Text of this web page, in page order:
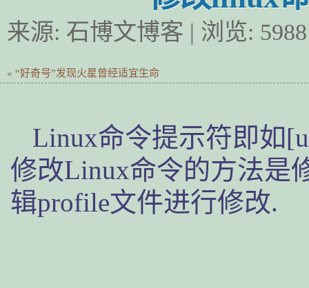
来源: 石博文博客 | 浏览: 5988
« “好奇号”发现火星曾经适宜生命
Linux命令提示符即如
修改Linux命令的方法是
辑profile文件进行修改.